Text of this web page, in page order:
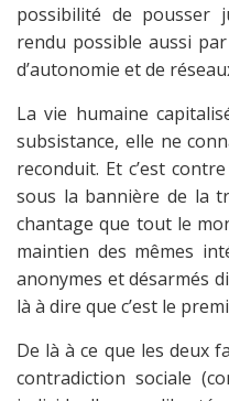
possibilité de pousser
rendu possible aussi
d’autonomie et de
La vie humaine
subsistance, elle ne
reconduit. Et c’est
sous la bannière de la
chantage que tout le
maintien des mêmes
anonymes et désarmés
là à dire que c’est le
De là à ce que les deux
contradiction sociale